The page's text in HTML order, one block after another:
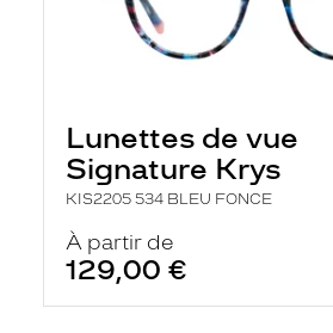
Lunettes de vue
Signature Krys
KIS2205 534 BLEU FONCE
À partir de
129,00 €